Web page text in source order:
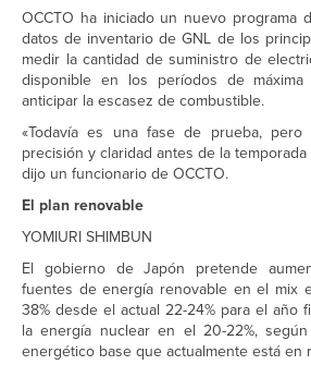
OCCTO ha iniciado un nuevo programa
datos de inventario de GNL de los
medir la cantidad de suministro de
disponible en los períodos de
anticipar la escasez de combustible.
«Todavía es una fase de prueba, pero
precisión y claridad antes de la
dijo un funcionario de OCCTO.
El plan renovable
YOMIURI SHIMBUN
El gobierno de Japón pretende
fuentes de energía renovable en el mix
38% desde el actual 22-24% para el año
la energía nuclear en el 20-22%,
energético base que actualmente está en